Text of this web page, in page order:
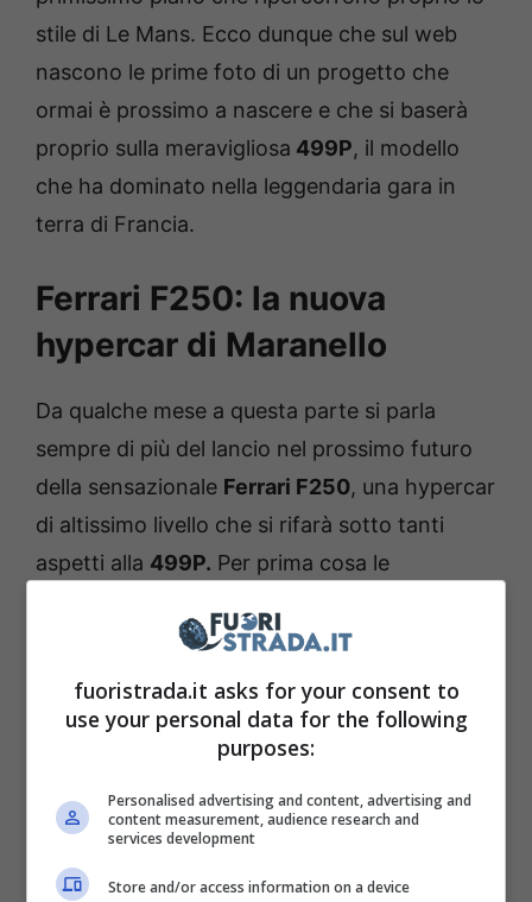
stile di Le Mans. Ecco dunque che sul web
nascono le prime foto di un progetto che
ormai è prossimo a nascere e che si baserà
proprio sulla meravigliosa 499P, il modello
che ha dominato nella leggendaria gara in
terra di Francia.
Ferrari F250: la nuova
hypercar di Maranello
Da qualche mese a questa parte si parla
sempre di più del lancio nel prossimo futuro
della sensazionale Ferrari F250, una hypercar
di altissimo livello che si rifarà sotto tanti
aspetti alla 499P. Per prima cosa le
sospensioni, con questi che saranno a
triangoli sovrapposti con la tipologia push-
rod.
fuoristrada.it asks for your consent to
use your personal data for the following
purposes:
Personalised advertising and content, advertising and
content measurement, audience research and
services development
Store and/or access information on a device